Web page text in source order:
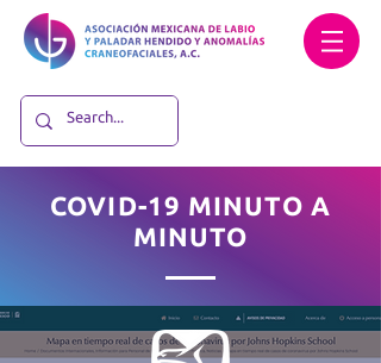
COVID-19 MINUTO A
MINUTO